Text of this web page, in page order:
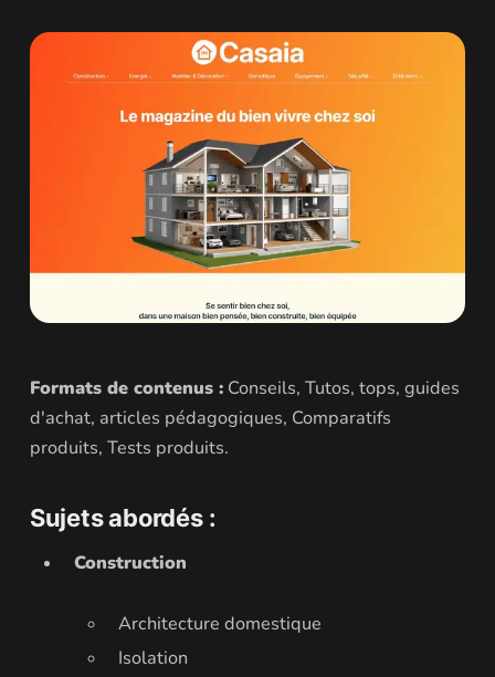
Formats de contenus :Conseils, Tutos, tops, guides
d'achat, articles pédagogiques, Comparatifs
produits, Tests produits.
Sujets abordés :
Construction
Architecture domestique
Isolation